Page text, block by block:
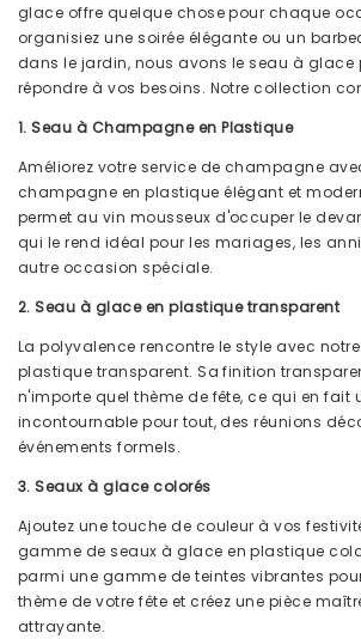
glace offre quelque chose pour chaque
organisiez une soirée élégante ou un
dans le jardin, nous avons le seau à glace
répondre à vos besoins. Notre collection
1. Seau à Champagne en Plastique
Améliorez votre service de champagne
champagne en plastique élégant et
permet au vin mousseux d'occuper le
qui le rend idéal pour les mariages, les
autre occasion spéciale.
2. Seau à glace en plastique transparent
La polyvalence rencontre le style avec
plastique transparent. Sa finition
n'importe quel thème de fête, ce qui en fait
incontournable pour tout, des réunions
événements formels.
3. Seaux à glace colorés
Ajoutez une touche de couleur à vos
gamme de seaux à glace en plastique
parmi une gamme de teintes vibrantes
thème de votre fête et créez une pièce
attrayante.